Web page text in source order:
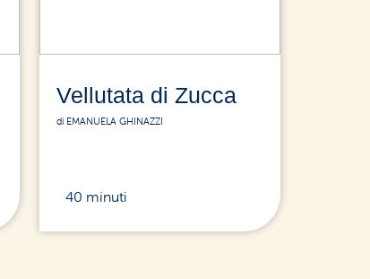
Vellutata di Zucca
di EMANUELA GHINAZZI
40 minuti